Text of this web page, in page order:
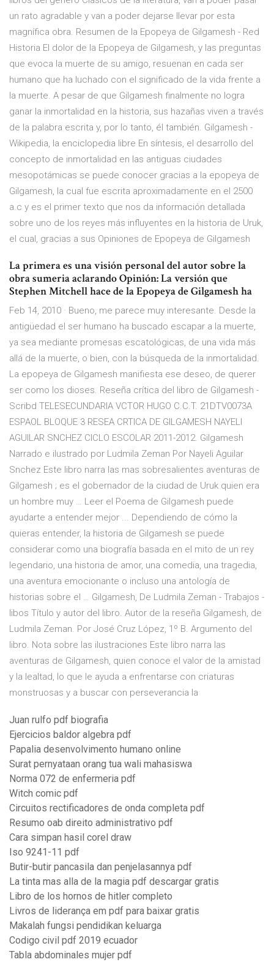
un rato agradable y van a poder dejarse llevar por esta
magnífica obra. Resumen de la Epopeya de Gilgamesh - Red
Historia El dolor de la Epopeya de Gilgamesh, y las preguntas
que evoca la muerte de su amigo, resuenan en cada ser
humano que ha luchado con el significado de la vida frente a
la muerte. A pesar de que Gilgamesh finalmente no logra
ganar la inmortalidad en la historia, sus hazañas viven a través
de la palabra escrita y, por lo tanto, él también. Gilgamesh -
Wikipedia, la enciclopedia libre En síntesis, el desarrollo del
concepto de inmortalidad en las antiguas ciudades
mesopotámicas se puede conocer gracias a la epopeya de
Gilgamesh, la cual fue escrita aproximadamente en el 2500
a.c y es el primer texto que nos da información detallada
sobre uno de los reyes más influyentes en la historia de Uruk,
el cual, gracias a sus Opiniones de Epopeya de Gilgamesh
La primera es una visión personal del autor sobre la
obra sumeria aclarando Opinión: La versión que
Stephen Mitchell hace de la Epopeya de Gilgamesh ha
Feb 14, 2010 · Bueno, me parece muy interesante. Desde la
antigüedad el ser humano ha buscado escapar a la muerte,
ya sea mediante promesas escatológicas, de una vida más
allá de la muerte, o bien, con la búsqueda de la inmortalidad.
La epopeya de Gilgamesh manifiesta ese deseo, de querer
ser como los dioses. Reseña crítica del libro de Gilgamesh -
Scribd TELESECUNDARIA VCTOR HUGO C.C.T. 21DTV0073A
ESPAOL BLOQUE 3 RESEA CRTICA DE GILGAMESH NAYELI
AGUILAR SNCHEZ CICLO ESCOLAR 2011-2012. Gilgamesh
Narrado e ilustrado por Ludmila Zeman Por Nayeli Aguilar
Snchez Este libro narra las mas sobresalientes aventuras de
Gilgamesh ; es el gobernador de la ciudad de Uruk quien era
un hombre muy … Leer el Poema de Gilgamesh puede
ayudarte a entender mejor ... Dependiendo de cómo la
quieras entender, la historia de Gilgamesh se puede
considerar como una biografía basada en el mito de un rey
legendario, una historia de amor, una comedia, una tragedia,
una aventura emocionante o incluso una antología de
historias sobre el … Gilgamesh, De Ludmila Zeman - Trabajos -
libos Título y autor del libro. Autor de la reseña Gilgamesh, de
Ludmila Zeman. Por José Cruz López, 1º B. Argumento del
libro. Nota sobre las ilustraciones Este libro narra las
aventuras de Gilgamesh, quien conoce el valor de la amistad
y la lealtad, lo que le ayuda a enfrentarse con criaturas
monstruosas y a buscar con perseverancia la
Juan rulfo pdf biografia
Ejercicios baldor algebra pdf
Papalia desenvolvimento humano online
Surat pernyataan orang tua wali mahasiswa
Norma 072 de enfermeria pdf
Witch comic pdf
Circuitos rectificadores de onda completa pdf
Resumo oab direito administrativo pdf
Cara simpan hasil corel draw
Iso 9241-11 pdf
Butir-butir pancasila dan penjelasannya pdf
La tinta mas alla de la magia pdf descargar gratis
Libro de los hornos de hitler completo
Livros de liderança em pdf para baixar gratis
Makalah fungsi pendidikan keluarga
Codigo civil pdf 2019 ecuador
Tabla abdominales mujer pdf